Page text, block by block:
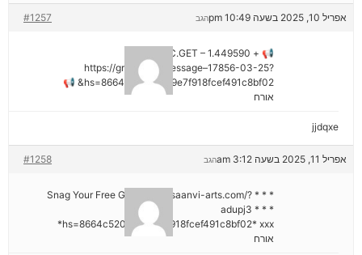
אפריל 10, 2025 בשעה 10:49 pm #1257 הגב
📢 + 1.449590 BTC.GET –
https://graph.org/Message–17856-03-25?
hs=8664c520642b9e7f918fcef491c8bf02& 📢
אורח
jjdqxe
אפריל 11, 2025 בשעה 3:12 am #1258 הגב
* * * Snag Your Free Gift: https://saanvi-arts.com/?
adupj3 * * *
hs=8664c520642b9e7f918fcef491c8bf02* ххх*
אורח